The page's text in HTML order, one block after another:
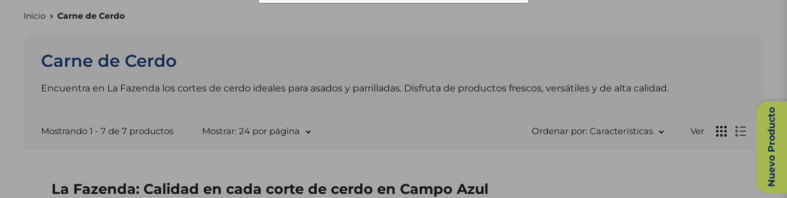
Inicio Carne de Cerdo
Carne de Cerdo
Encuentra en La Fazenda los cortes de cerdo ideales para asados y parrilladas. Disfruta de productos frescos, versátiles y de alta calidad.
Mostrando 1 - 7 de 7 productos Mostrar: 24 por página Ordenar por: Características Ver
La Fazenda: Calidad en cada corte de cerdo en Campo Azul
Nuevo Producto